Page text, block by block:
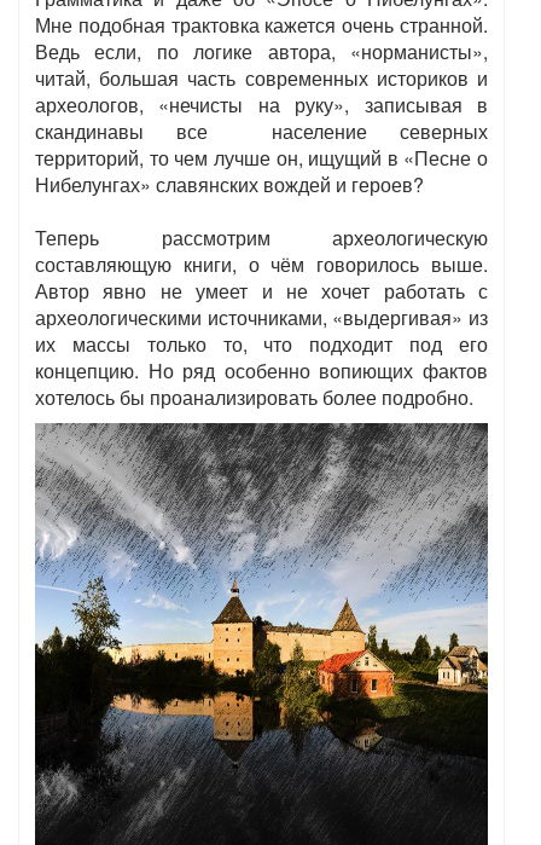
Мне подобная трактовка кажется очень странной.
Ведь если, по логике автора, «норманисты»,
читай, большая часть современных историков и
археологов, «нечисты на руку», записывая в
скандинавы все население северных
территорий, то чем лучше он, ищущий в «Песне о
Нибелунгах» славянских вождей и героев?
Теперь рассмотрим археологическую
составляющую книги, о чём говорилось выше.
Автор явно не умеет и не хочет работать с
археологическими источниками, «выдергивая» из
их массы только то, что подходит под его
концепцию. Но ряд особенно вопиющих фактов
хотелось бы проанализировать более подробно.